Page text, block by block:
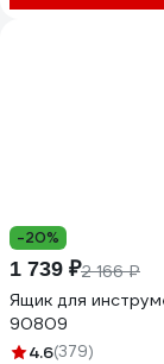
-20%
1 739 ₽2 166 ₽
Ящик для
90809
4.6(379)